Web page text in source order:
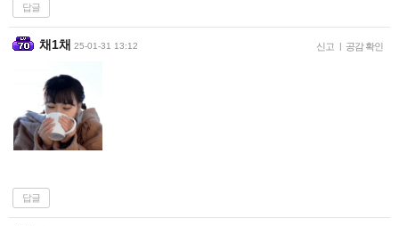
답글
채1채 25-01-31 13:12 신고 | 공감 확인
답글